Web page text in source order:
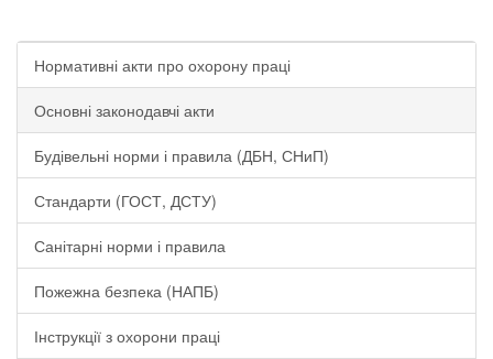
Нормативні акти про охорону праці
Основні законодавчі акти
Будівельні норми і правила (ДБН, СНиП)
Стандарти (ГОСТ, ДСТУ)
Санітарні норми і правила
Пожежна безпека (НАПБ)
Інструкції з охорони праці